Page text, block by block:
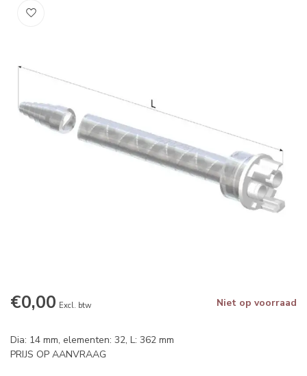
€0,00 Excl. btw Niet op voorraad
Dia: 14 mm, elementen: 32, L: 362 mm
PRIJS OP AANVRAAG